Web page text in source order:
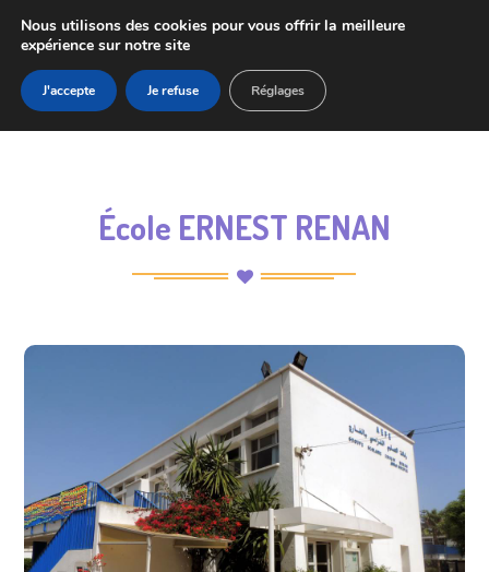
École ERNEST RENAN
Nous utilisons des cookies pour vous offrir la meilleure
expérience sur notre site
J'accepte Je refuse Réglages